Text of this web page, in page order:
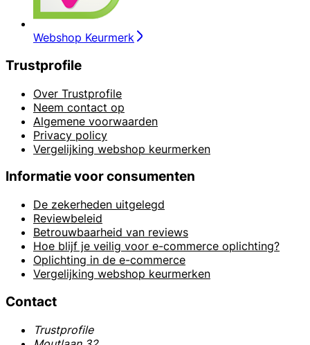
Webshop Keurmerk
Trustprofile
Over Trustprofile
Neem contact op
Algemene voorwaarden
Privacy policy
Vergelijking webshop keurmerken
Informatie voor consumenten
De zekerheden uitgelegd
Reviewbeleid
Betrouwbaarheid van reviews
Hoe blijf je veilig voor e-commerce oplichting?
Oplichting in de e-commerce
Vergelijking webshop keurmerken
Contact
Trustprofile